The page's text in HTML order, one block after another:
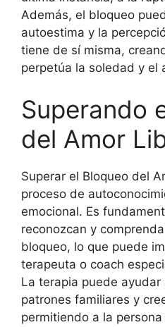
Además, el bloqueo
autoestima y la
tiene de sí misma,
perpetúa la soledad y el
Superando
del Amor
Superar el Bloqueo del
proceso de
emocional. Es
reconozcan y
bloqueo, lo que puede
terapeuta o coach
La terapia puede
patrones familiares y
permitiendo a la